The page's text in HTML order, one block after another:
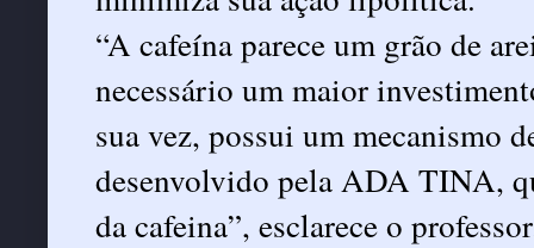
“A cafeína parece um grão de
necessário um maior
sua vez, possui um mecanismo
desenvolvido pela ADA TINA,
da cafeina”, esclarece o